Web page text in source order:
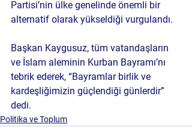
Partisi’nin ülke genelinde önemli bir
alternatif olarak yükseldiği vurgulandı.
Başkan Kaygusuz, tüm vatandaşların
ve İslam aleminin Kurban Bayramı’nı
tebrik ederek, “Bayramlar birlik ve
kardeşliğimizin güçlendiği günlerdir”
dedi.
Politika ve Toplum